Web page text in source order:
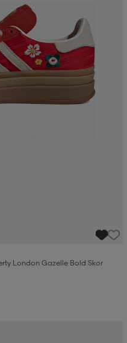
London Gazelle Bold Skor